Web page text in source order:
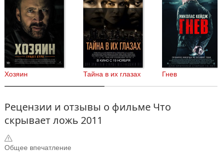
Хозяин Тайна в их глазах Гнев
Рецензии и отзывы о фильме Что
скрывает ложь 2011
Общее впечатление